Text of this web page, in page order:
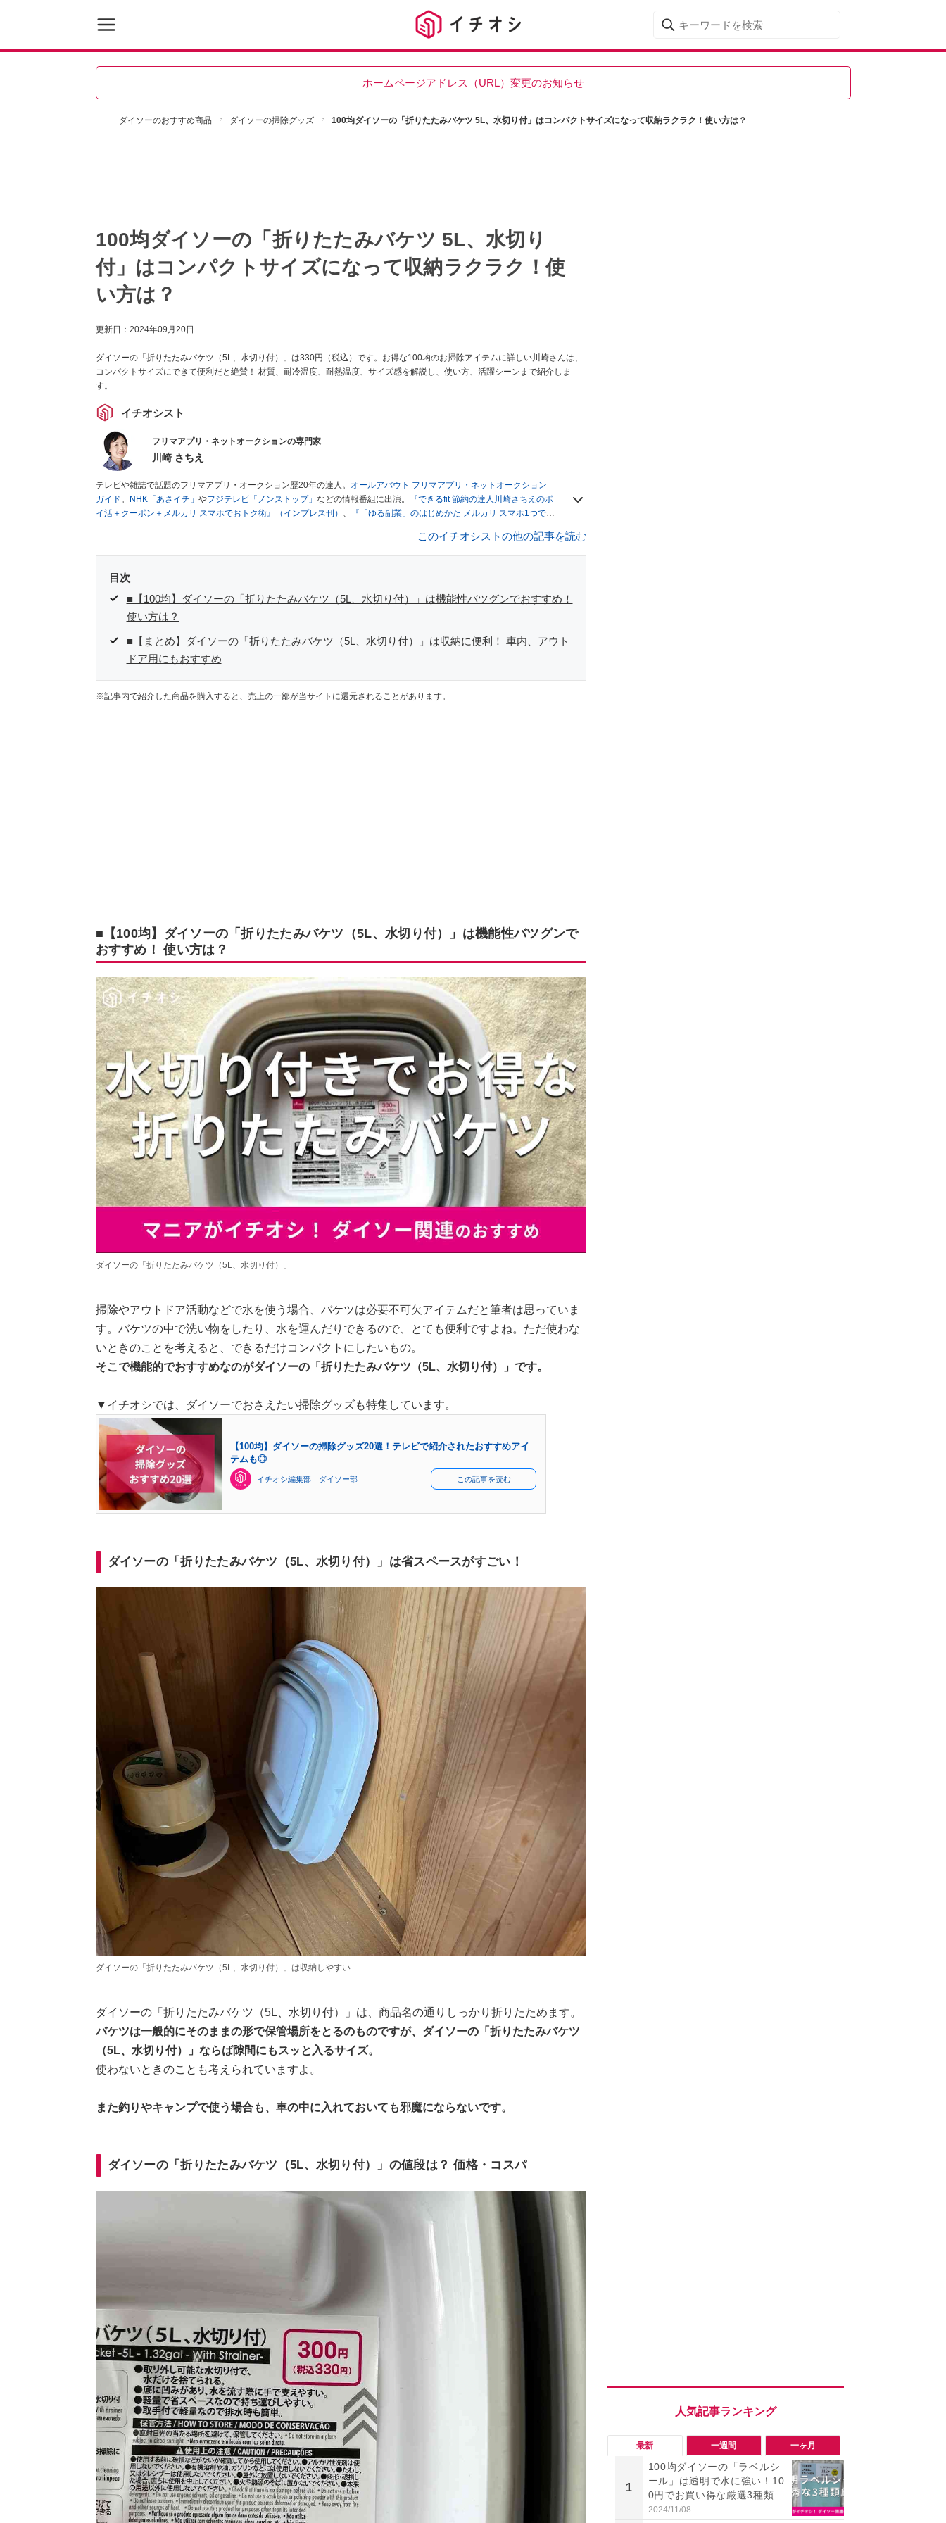
ホームページアドレス（URL）変更のお知らせ
ダイソーのおすすめ商品 ダイソーの掃除グッズ 100均ダイソーの「折りたたみバケツ 5L、水切り付」はコンパクトサイズになって収納ラクラク！使い方は？
100均ダイソーの「折りたたみバケツ 5L、水切り
付」はコンパクトサイズになって収納ラクラク！使
い方は？
更新日： 2024年09月20日
ダイソーの「折りたたみバケツ（5L、水切り付）」は330円（税込）です。お得な100均のお掃除アイテムに詳しい川崎さんは、
コンパクトサイズにできて便利だと絶賛！ 材質、耐冷温度、耐熱温度、サイズ感を解説し、使い方、活躍シーンまで紹介しま
す。
イチオシスト
フリマアプリ・ネットオークションの専門家
川崎 さちえ
テレビや雑誌で話題のフリマアプリ・オークション歴20年の達人。
オールアバウト フリマアプリ・ネットオークション
ガイド。 NHK「あさイチ」 やフジテレビ「ノンストップ」 などの情報番組に出演。
『できるfit 節約の達人川崎さちえのポ
イ活＋クーポン＋メルカリ スマホでおトク術』（インプレス刊） 、
『「ゆる副業」のはじめかた メルカリ スマホ1つでス
■経歴：2003年、夫が子育てをするために、突然会社を辞める。翌月からの給料が０円になり、家にいながら、しかも空
いた時間でできるオークションに目をつける。しかし、取引の仕方がわからずに、まずは落札者として参加。その後、出
を生活の一部に取り入れるべく、「ネットオークションやフリマアプリは生活のインフラになる」という考えを持つ。ま
た消費税増税の社会においては、ネットオークションやフリマアプリが家計の救世主になりえると考え、業者とは違う視
点でユーザーとして参加中。
このイチオシストの他の記事を読む
目次
■【100均】ダイソーの「折りたたみバケツ（5L、水切り付）」は機能性バツグンでおすすめ！
使い方は？
■【まとめ】ダイソーの「折りたたみバケツ（5L、水切り付）」は収納に便利！ 車内、アウト
ドア用にもおすすめ
※記事内で紹介した商品を購入すると、売上の一部が当サイトに還元されることがあります。
■【100均】ダイソーの「折りたたみバケツ（5L、水切り付）」は機能性バツグンで
おすすめ！ 使い方は？
ダイソーの「折りたたみバケツ（5L、水切り付）」
掃除やアウトドア活動などで水を使う場合、バケツは必要不可欠アイテムだと筆者は思っていま
す。バケツの中で洗い物をしたり、水を運んだりできるので、とても便利ですよね。ただ使わな
いときのことを考えると、できるだけコンパクトにしたいもの。
そこで機能的でおすすめなのがダイソーの「折りたたみバケツ（5L、水切り付）」です。
▼イチオシでは、ダイソーでおさえたい掃除グッズも特集しています。
【100均】ダイソーの掃除グッズ20選！テレビで紹介されたおすすめアイ
テムも◎
イチオシ編集部 ダイソー部 この記事を読む
ダイソーの「折りたたみバケツ（5L、水切り付）」は省スペースがすごい！
ダイソーの「折りたたみバケツ（5L、水切り付）」は収納しやすい
ダイソーの「折りたたみバケツ（5L、水切り付）」は、商品名の通りしっかり折りたためます。
バケツは一般的にそのままの形で保管場所をとるのものですが、ダイソーの「折りたたみバケツ
（5L、水切り付）」ならば隙間にもスッと入るサイズ。
使わないときのことも考えられていますよ。
また釣りやキャンプで使う場合も、車の中に入れておいても邪魔にならないです。
ダイソーの「折りたたみバケツ（5L、水切り付）」の値段は？ 価格・コスパ
最新 一週間 一ヶ月
1
100均ダイソーの「ラベルシ
ール」は透明で水に強い！10
0円でお買い得な厳選3種類
2024/11/08